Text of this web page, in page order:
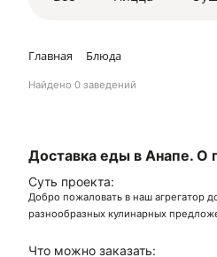
Главная Блюда
Найдено 0 заведений
Доставка еды в Анапе. О
Суть проекта:
Добро пожаловать в наш агрегатор
разнообразных кулинарных
Что можно заказать: